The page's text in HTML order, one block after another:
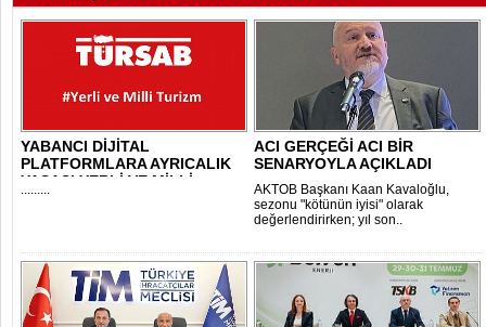
YABANCI DİJİTAL
PLATFORMLARA AYRICALIK
YASASI YERLİ VE MİLLİ..
.........
ACI GERÇEĞİ ACI BİR
SENARYOYLA AÇIKLADI
AKTOB Başkanı Kaan Kavaloğlu,
sezonu "kötünün iyisi" olarak
değerlendirirken; yıl son..